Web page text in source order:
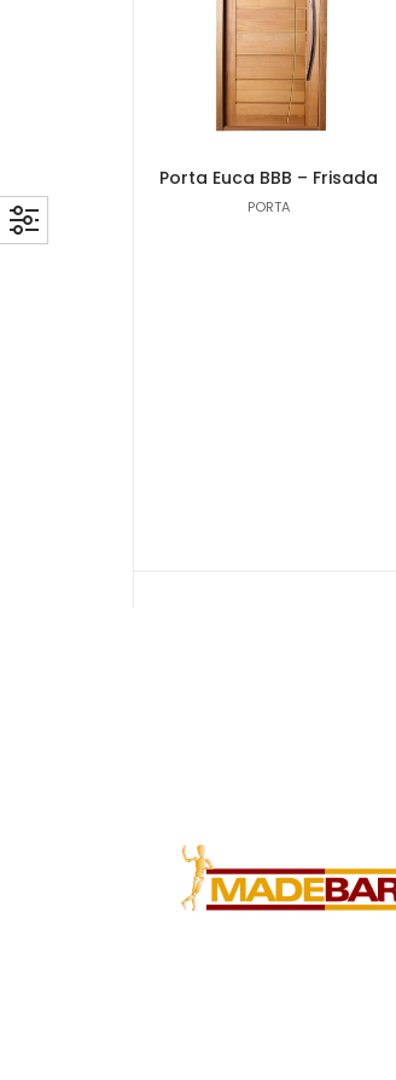
Porta Euca BBB – Frisada
PORTA